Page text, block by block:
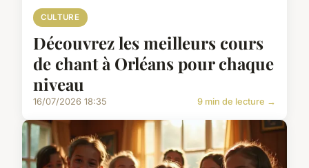
CULTURE
Découvrez les meilleurs cours
de chant à Orléans pour chaque
niveau
16/07/2026 18:35 9 min de lecture →